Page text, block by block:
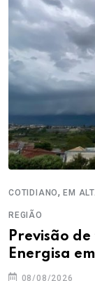
COTIDIANO,EM
REGIÃO
Previsão
Energisa
08/08/2026